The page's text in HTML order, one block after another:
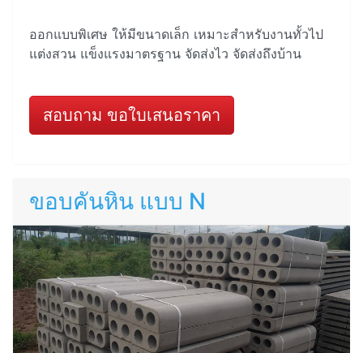
ออกแบบพิเศษ ให้มีขนาดเล็ก เหมาะสำหรับงานทั้วไป
แต่งสวน แข็งแรงมาตรฐาน จัดส่งไว จัดส่งถึงบ้าน
สอบถาม ขอใบเสนอราคา
ขอบคันหิน แบบ N